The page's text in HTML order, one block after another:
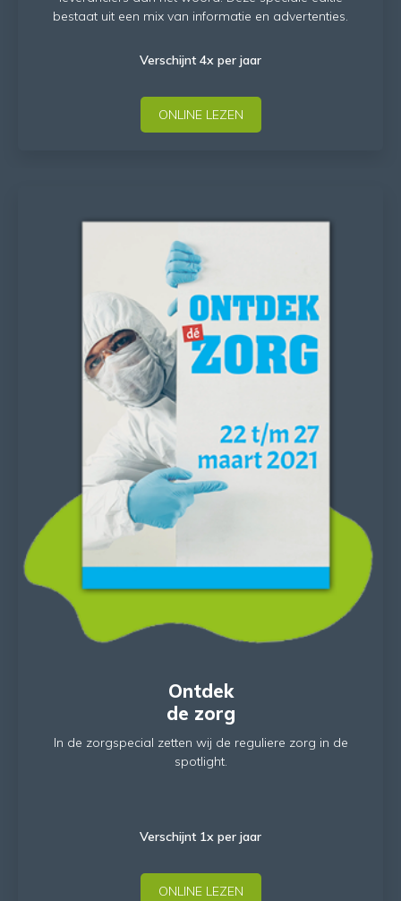
bestaat uit een mix van informatie en advertenties.
Verschijnt 4x per jaar
ONLINE LEZEN
Ontdek
de zorg
In de zorgspecial zetten wij de reguliere zorg in de
spotlight.
Verschijnt 1x per jaar
ONLINE LEZEN